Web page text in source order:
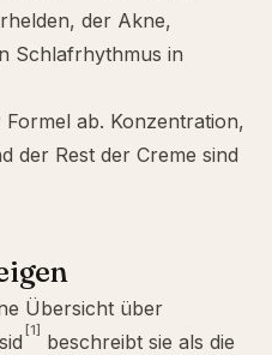
der Akne,
Schlafrhythmus in
ab. Konzentration,
der Rest der Creme sind
Übersicht über
[1] beschreibt sie als die